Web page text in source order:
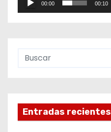
00:00 00:10
Entradas recientes